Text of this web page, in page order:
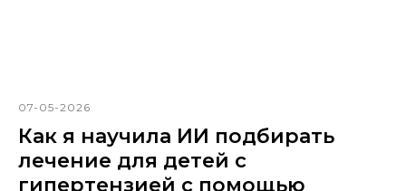
07-05-2026
Как я научила ИИ подбирать
лечение для детей с
гипертензией с помощью